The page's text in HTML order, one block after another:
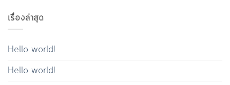
เรื่องล่าสุด
Hello world!
Hello world!